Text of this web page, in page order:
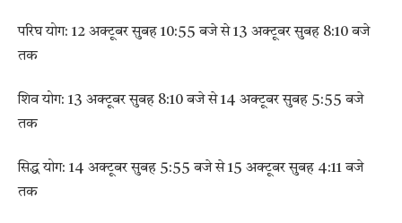
परिघ योग: 12 अक्टूबर सुबह 10:55 बजे से 13 अक्टूबर सुबह 8:10 बजे
तक
शिव योग: 13 अक्टूबर सुबह 8:10 बजे से 14 अक्टूबर सुबह 5:55 बजे
तक
सिद्ध योग: 14 अक्टूबर सुबह 5:55 बजे से 15 अक्टूबर सुबह 4:11 बजे
तक